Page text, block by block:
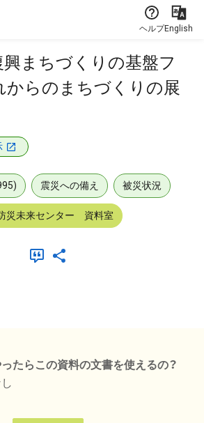
ヘルプEnglish
まちづくりの基盤フ
からのまちづくりの展
震災への備え 被災状況
災未来センター 資料室
たらこの資料の文書を使えるの？